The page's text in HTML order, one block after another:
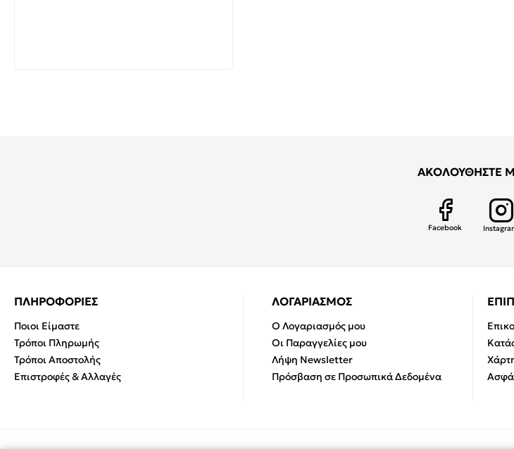
ΑΚΟΛΟΥΘΗΣΤΕ
Facebook
ΠΛΗΡΟΦΟΡΙΕΣ
Ποιοι Είμαστε
Τρόποι Πληρωμής
Τρόποι Αποστολής
Επιστροφές & Αλλαγές
ΛΟΓΑΡΙΑΣΜΟΣ
Ο Λογαριασμός μου
Οι Παραγγελίες μου
Λήψη Newsletter
Πρόσβαση σε Προσωπικά Δεδομένα